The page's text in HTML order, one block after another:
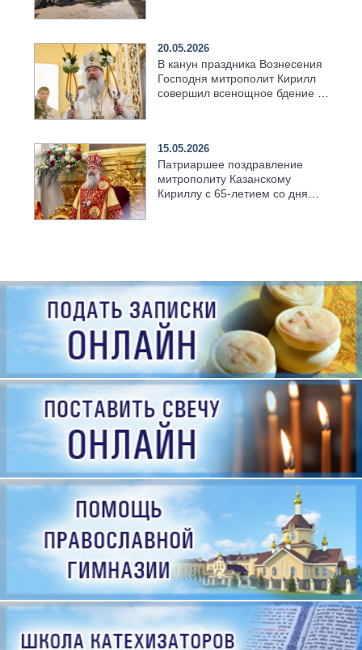
20.05.2026
В канун праздника Вознесения
Господня митрополит Кирилл
совершил всенощное бдение в
15.05.2026
Патриаршее поздравление
митрополиту Казанскому
Кириллу с 65-летием со дня